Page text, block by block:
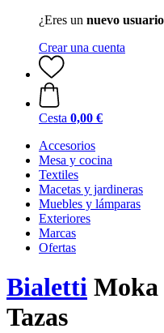
¿Eres un nuevo
Crear una cuenta
Cesta 0,00 €
Accesorios
Mesa y cocina
Textiles
Macetas y jardineras
Muebles y lámparas
Exteriores
Marcas
Ofertas
Bialetti Moka
Tazas